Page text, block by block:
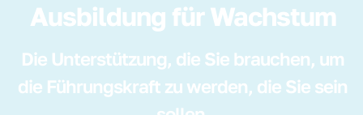
Ausbildung für Wachstum
Die Unterstützung, die Sie brauchen, um
die Führungskraft zu werden, die Sie sein